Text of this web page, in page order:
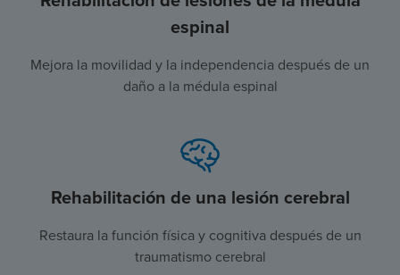
espinal
Mejora la movilidad y la independencia después de un
daño a la médula espinal
Rehabilitación de una lesión cerebral
Restaura la función física y cognitiva después de un
traumatismo cerebral